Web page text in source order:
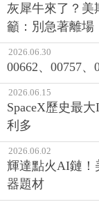
灰犀牛來了？美
籲：別急著離場
2026.06.30
00662、00757
2026.06.15
SpaceX歷史最
利多
2026.06.02
輝達點火AI鏈！
器題材